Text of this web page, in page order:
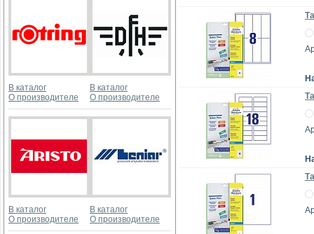
В каталог
О производителе
В каталог
О производителе
В каталог
О производителе
В каталог
О производителе